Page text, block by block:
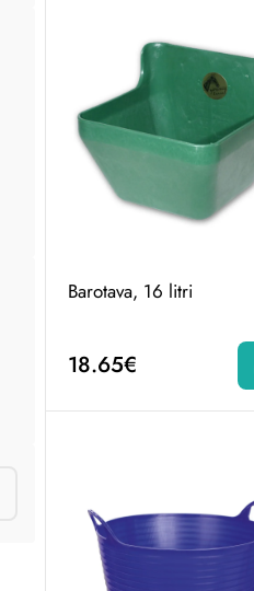
Barotava, 16 litri
18.65€